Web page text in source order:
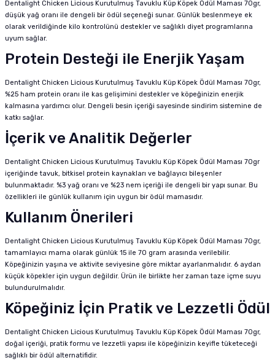
Dentalight Chicken Licious Kurutulmuş Tavuklu Küp Köpek Ödül Maması 70gr,
düşük yağ oranı ile dengeli bir ödül seçeneği sunar. Günlük beslenmeye ek
olarak verildiğinde kilo kontrolünü destekler ve sağlıklı diyet programlarına
uyum sağlar.
Protein Desteği ile Enerjik Yaşam
Dentalight Chicken Licious Kurutulmuş Tavuklu Küp Köpek Ödül Maması 70gr,
%25 ham protein oranı ile kas gelişimini destekler ve köpeğinizin enerjik
kalmasına yardımcı olur. Dengeli besin içeriği sayesinde sindirim sistemine de
katkı sağlar.
İçerik ve Analitik Değerler
Dentalight Chicken Licious Kurutulmuş Tavuklu Küp Köpek Ödül Maması 70gr
içeriğinde tavuk, bitkisel protein kaynakları ve bağlayıcı bileşenler
bulunmaktadır. %3 yağ oranı ve %23 nem içeriği ile dengeli bir yapı sunar. Bu
özellikleri ile günlük kullanım için uygun bir ödül mamasıdır.
Kullanım Önerileri
Dentalight Chicken Licious Kurutulmuş Tavuklu Küp Köpek Ödül Maması 70gr,
tamamlayıcı mama olarak günlük 15 ile 70 gram arasında verilebilir.
Köpeğinizin yaşına ve aktivite seviyesine göre miktar ayarlanmalıdır. 6 aydan
küçük köpekler için uygun değildir. Ürün ile birlikte her zaman taze içme suyu
bulundurulmalıdır.
Köpeğiniz İçin Pratik ve Lezzetli Ödül
Dentalight Chicken Licious Kurutulmuş Tavuklu Küp Köpek Ödül Maması 70gr,
doğal içeriği, pratik formu ve lezzetli yapısı ile köpeğinizin keyifle tüketeceği
sağlıklı bir ödül alternatifidir.